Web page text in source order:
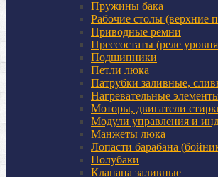
Пружины бака
Рабочие столы (верхние
Приводные ремни
Прессостаты (реле
Подшипники
Петли люка
Патрубки заливные,
Нагревательные
Моторы, двигатели
Модули управления и
Манжеты люка
Лопасти барабана
Полубаки
Клапана заливные